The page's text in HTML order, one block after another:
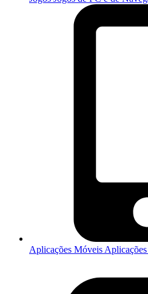
Aplicações Móveis